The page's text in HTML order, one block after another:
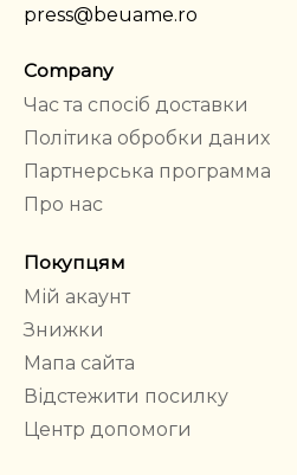
press@beuame.ro
Company
Час та спосіб доставки
Політика обробки даних
Партнерська программа
Про нас
Покупцям
Мій акаунт
Знижки
Мапа сайта
Відстежити посилку
Центр допомоги